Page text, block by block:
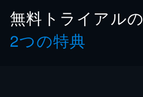
無料トライアルの
2つの特典